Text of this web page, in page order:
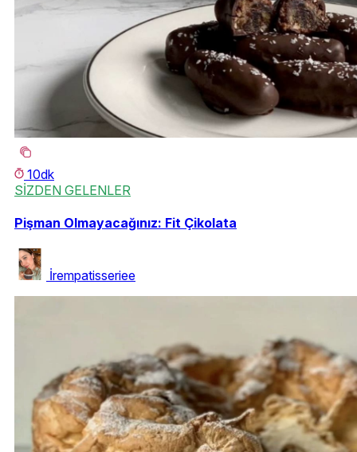
10dk
SİZDEN GELENLER
Pişman Olmayacağınız: Fit Çikolata
İrempatisseriee